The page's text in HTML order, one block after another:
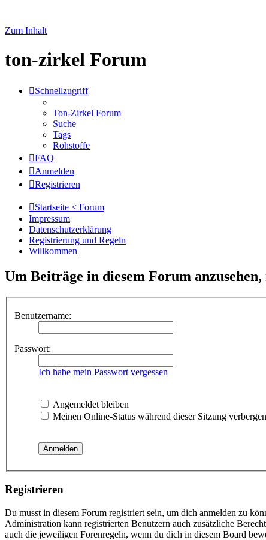
Zum Inhalt
ton-zirkel Forum
Schnellzugriff
Ton-Zirkel Forum
Suche
Tags
Rohstoffe
FAQ
Anmelden
Registrieren
Startseite < Forum
Impressum
Datenschutzerklärung
Registrierung und Regeln
Willkommen
Um Beiträge in diesem Forum
Benutzername:
Passwort:
Ich habe mein Passwort vergessen
Angemeldet bleiben
Meinen Online-Status während dieser Sitzung verbergen
Registrieren
Du musst in diesem Forum registriert sein, um dich anmelden zu
Administration kann registrierten Benutzern auch zusätzliche
auch die jeweiligen Forenregeln, wenn du dich in diesem Board